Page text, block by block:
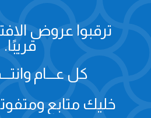
ترقبوا عروض
قريبًا.
كل عـــام
خليك متابع